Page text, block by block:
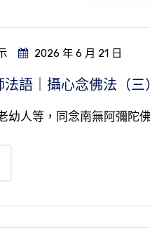
2026 年 6 月 21 日
語｜攝心念佛法（三）
幼人等，同念南無阿彌